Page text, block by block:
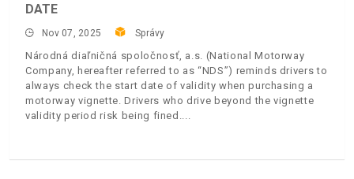
DATE
Nov 07, 2025 Správy
Národná diaľničná spoločnosť, a.s. (National Motorway
Company, hereafter referred to as “NDS”) reminds drivers to
always check the start date of validity when purchasing a
motorway vignette. Drivers who drive beyond the vignette
validity period risk being fined.